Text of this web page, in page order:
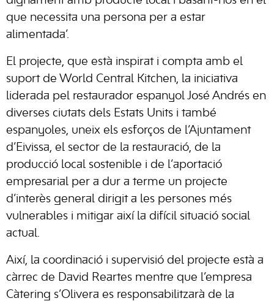
que necessita una persona per a estar
alimentada’.
El projecte, que està inspirat i compta amb el
suport de World Central Kitchen, la iniciativa
liderada pel restaurador espanyol José Andrés en
diverses ciutats dels Estats Units i també
espanyoles, uneix els esforços de l’Ajuntament
d’Eivissa, el sector de la restauració, de la
producció local sostenible i de l’aportació
empresarial per a dur a terme un projecte
d’interès general dirigit a les persones més
vulnerables i mitigar així la difícil situació social
actual.
Així, la coordinació i supervisió del projecte està a
càrrec de David Reartes mentre que l’empresa
Càtering s’Olivera es responsabilitzarà de la